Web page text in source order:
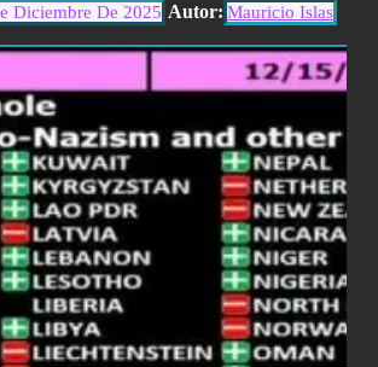
Diciembre De 2025 Autor: Mauricio Islas